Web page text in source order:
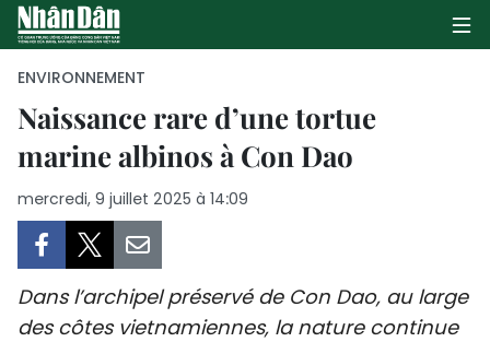
PAGE D'ACCUEIL
POLITIQUE
SOCIÉTÉ
ENVIRONNEMENT
Naissance rare d’une tortue
marine albinos à Con Dao
mercredi, 9 juillet 2025 à 14:09
Dans l’archipel préservé de Con Dao, au large
des côtes vietnamiennes, la nature continue